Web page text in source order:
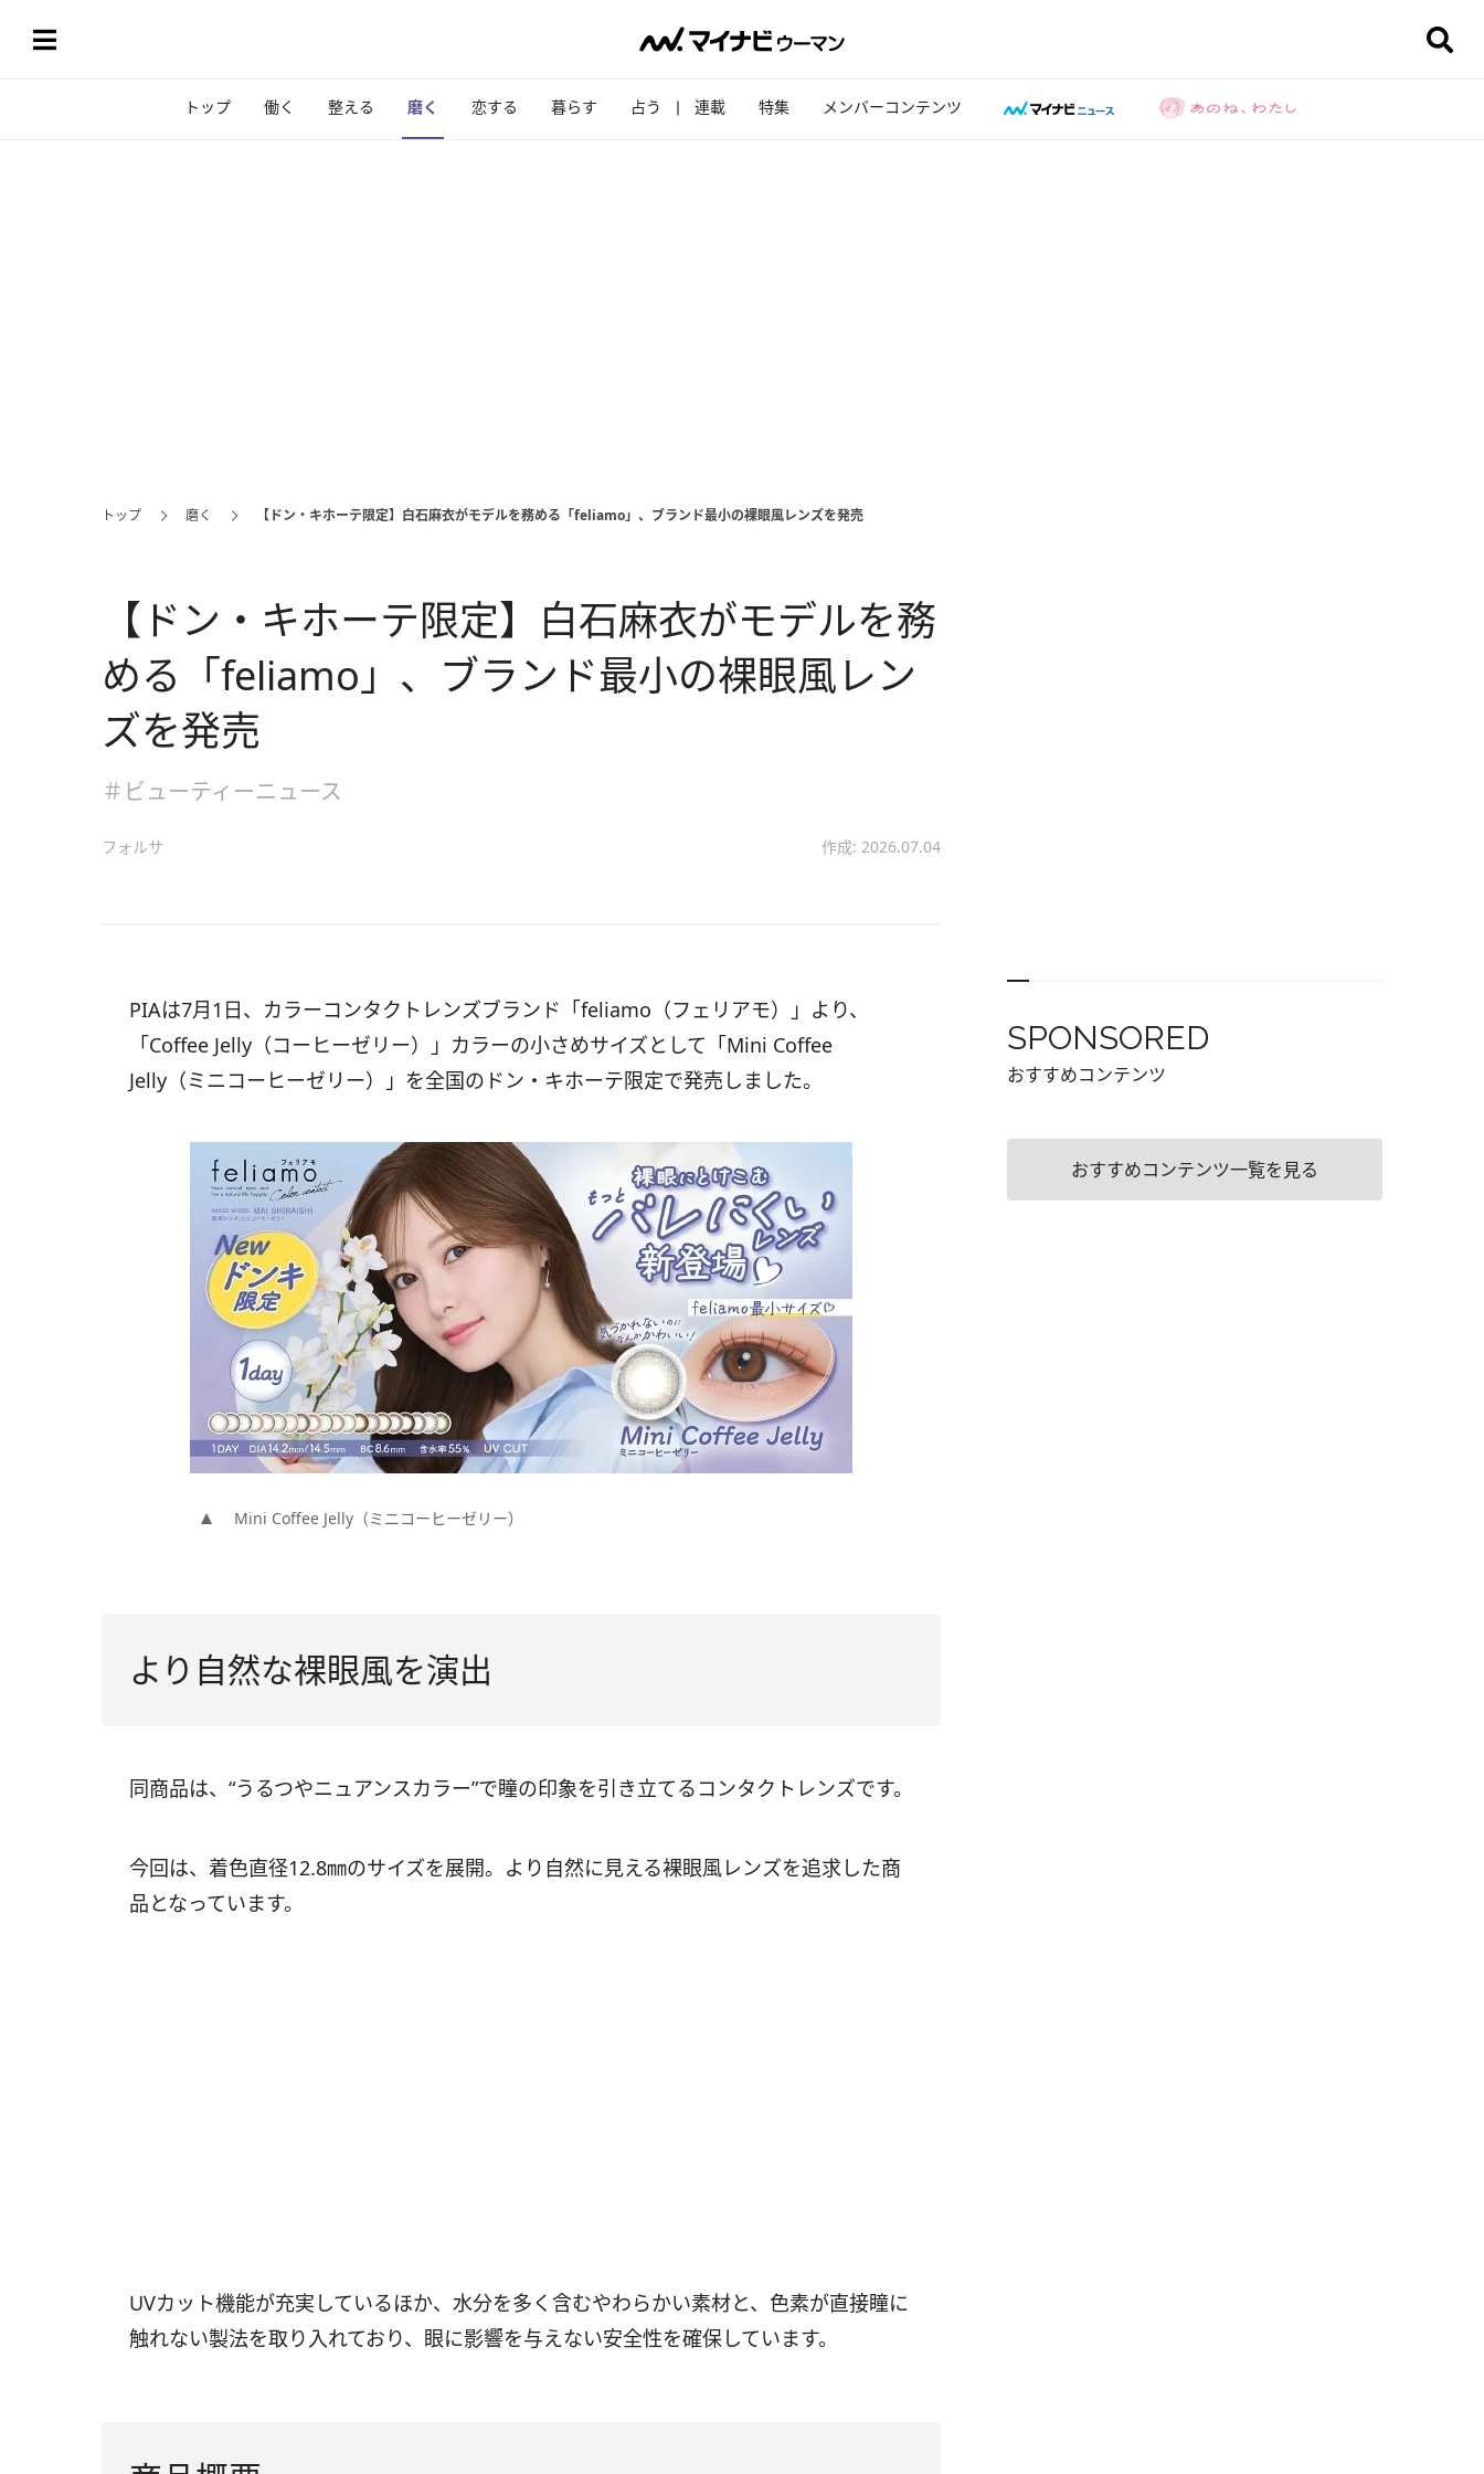
トップ 働く 整える 磨く 恋する 暮らす 占う 連載 特集 メンバーコンテンツ
トップ 磨く 【ドン・キホーテ限定】白石麻衣がモデルを務める「feliamo」、ブランド最小の裸眼風レンズを発売
【ドン・キホーテ限定】白石麻衣がモデルを務
める「feliamo」、ブランド最小の裸眼風レン
ズを発売
＃ビューティーニュース
フォルサ 作成: 2026.07.04
PIAは7月1日、カラーコンタクトレンズブランド「feliamo（フェリアモ）」より、
「Coffee Jelly（コーヒーゼリー）」カラーの小さめサイズとして「Mini Coffee
Jelly（ミニコーヒーゼリー）」を全国のドン・キホーテ限定で発売しました。
Mini Coffee Jelly（ミニコーヒーゼリー）
より自然な裸眼風を演出
同商品は、“うるつやニュアンスカラー”で瞳の印象を引き立てるコンタクトレンズです。
今回は、着色直径12.8㎜のサイズを展開。より自然に見える裸眼風レンズを追求した商
品となっています。
UVカット機能が充実しているほか、水分を多く含むやわらかい素材と、色素が直接瞳に
触れない製法を取り入れており、眼に影響を与えない安全性を確保しています。
SPONSORED
おすすめコンテンツ
おすすめコンテンツ一覧を見る